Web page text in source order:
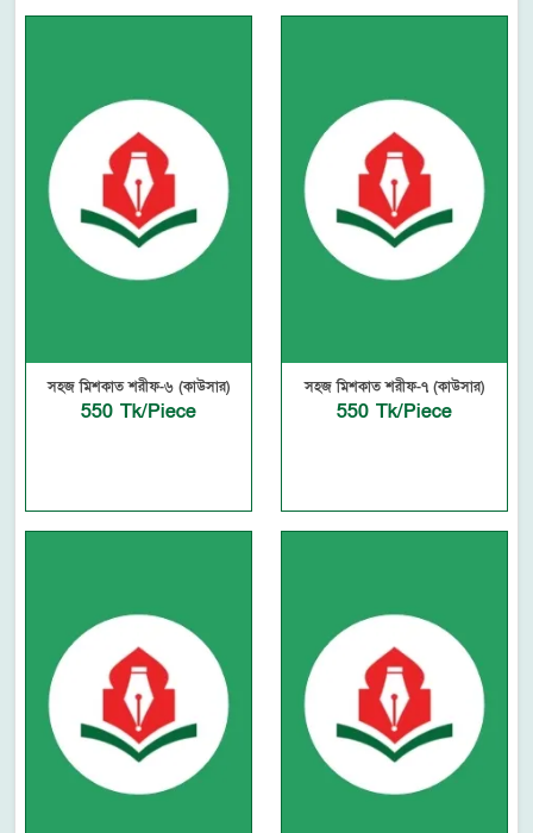
সহজ মিশকাত শরীফ-৬ (কাউসার)
550 Tk/Piece
সহজ মিশকাত শরীফ-৭ (কাউসার)
550 Tk/Piece